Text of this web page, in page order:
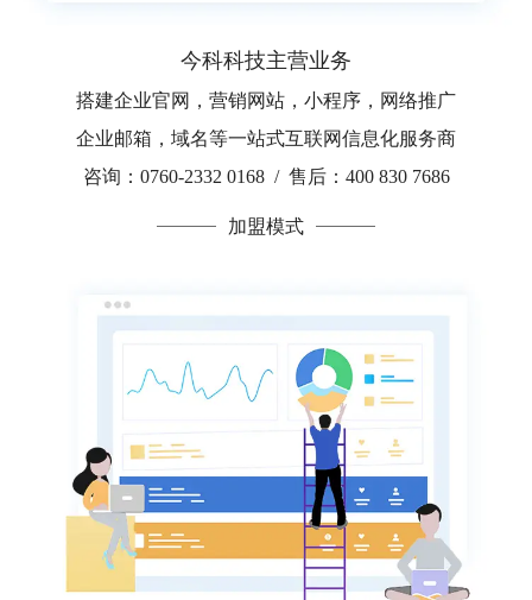
今科科技主营业务
搭建企业官网，营销网站，小程序，网络推广
企业邮箱，域名等一站式互联网信息化服务商
咨询：0760-2332 0168 / 售后：400 830 7686
加盟模式